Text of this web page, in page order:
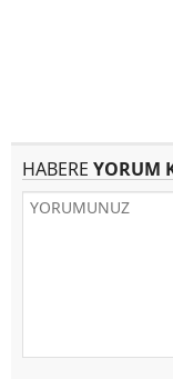
HABERE YORUM